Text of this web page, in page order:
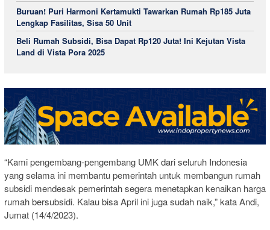
Buruan! Puri Harmoni Kertamukti Tawarkan Rumah Rp185 Juta
Lengkap Fasilitas, Sisa 50 Unit
Beli Rumah Subsidi, Bisa Dapat Rp120 Juta! Ini Kejutan Vista
Land di Vista Pora 2025
“Kami pengembang-pengembang UMK dari seluruh Indonesia
yang selama ini membantu pemerintah untuk membangun rumah
subsidi mendesak pemerintah segera menetapkan kenaikan harga
rumah bersubsidi. Kalau bisa April ini juga sudah naik,” kata Andi,
Jumat (14/4/2023).